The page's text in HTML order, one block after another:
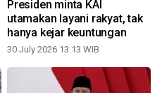
Presiden minta KAI
utamakan layani rakyat, tak
hanya kejar keuntungan
30 July 2026 13:13 WIB